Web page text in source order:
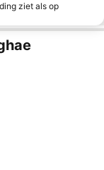
ziet als op